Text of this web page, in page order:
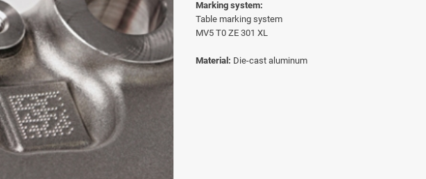
Marking system:
Table marking system
MV5 T0 ZE 301 XL
Material: Die-cast aluminum